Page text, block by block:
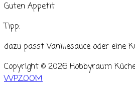
Guten Appetit
Tipp:
dazu passt Vanillesauce oder eine
Copyright © 2026 Hobbyraum
WPZOOM